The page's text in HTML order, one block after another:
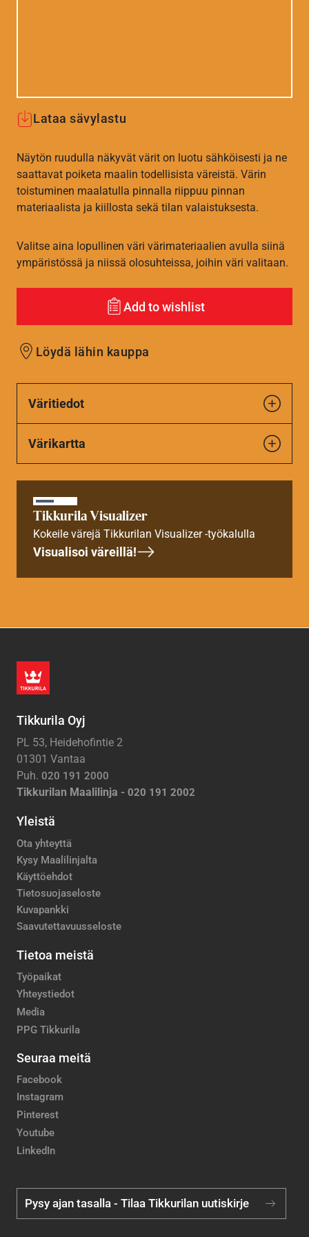
Lataa sävylastu
Näytön ruudulla näkyvät värit on luotu sähköisesti ja ne
saattavat poiketa maalin todellisista väreistä. Värin
toistuminen maalatulla pinnalla riippuu pinnan
materiaalista ja kiillosta sekä tilan valaistuksesta.
Valitse aina lopullinen väri värimateriaalien avulla siinä
ympäristössä ja niissä olosuhteissa, joihin väri valitaan.
Add to wishlist
Löydä lähin kauppa
Väritiedot
Värikartta
Tikkurila Visualizer
Kokeile värejä Tikkurilan Visualizer -työkalulla
Visualisoi väreillä!
Tikkurila Oyj
PL 53, Heidehofintie 2
01301 Vantaa
Puh. 020 191 2000
Tikkurilan Maalilinja - 020 191 2002
Yleistä
Ota yhteyttä
Kysy Maalilinjalta
Käyttöehdot
Tietosuojaseloste
Kuvapankki
Saavutettavuusseloste
Tietoa meistä
Työpaikat
Yhteystiedot
Media
PPG Tikkurila
Seuraa meitä
Facebook
Instagram
Pinterest
Youtube
LinkedIn
Pysy ajan tasalla - Tilaa Tikkurilan uutiskirje